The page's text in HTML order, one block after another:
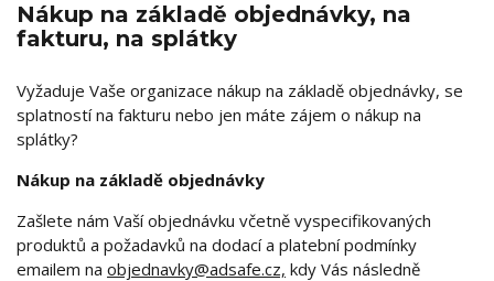
Nákup na základě objednávky, na
fakturu, na splátky
Vyžaduje Vaše organizace nákup na základě objednávky, se
splatností na fakturu nebo jen máte zájem o nákup na
splátky?
Nákup na základě objednávky
Zašlete nám Vaší objednávku včetně vyspecifikovaných
produktů a požadavků na dodací a platební podmínky
emailem na objednavky@adsafe.cz, kdy Vás následně